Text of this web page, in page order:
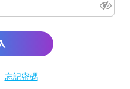
忘記密碼